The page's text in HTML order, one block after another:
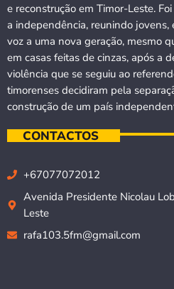
e reconstrução em Timor-Leste.
a independência, reunindo
voz a uma nova geração, mesmo
em casas feitas de cinzas, após a
violência que se seguiu ao
timorenses decidiram pela
construção de um país
CONTACTOS
+67077072012
Avenida Presidente Nicolau
Leste
rafa103.5fm@gmail.com